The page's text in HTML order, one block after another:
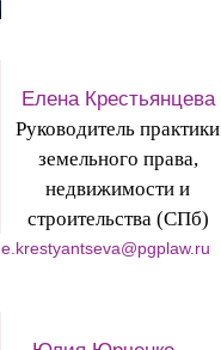
Елена Крестьянцева
Руководитель практики
земельного права,
недвижимости и
строительства (СПб)
e.krestyantseva@pgplaw.ru